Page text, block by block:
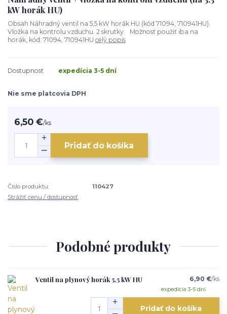
kW horák HU)
Obsah Náhradný ventil na 5,5 kW horák HU (kód 71094, 710941HU).
Vložka na kontrolu vzduchu. 2 skrutky. Možnosť použiť iba na
horák, kód: 71094, 710941HU celý popis
Dostupnosť expedícia 3-5 dní
Nie sme platcovia DPH
6,50 €/ks
Pridať do košíka
Číslo produktu:
110427
Strážiť cenu / dostupnosť
Podobné produkty
Ventil na plynový horák 5,5 kW HU 6,90 €/ks
expedícia 3-5 dní
Pridať do košíka